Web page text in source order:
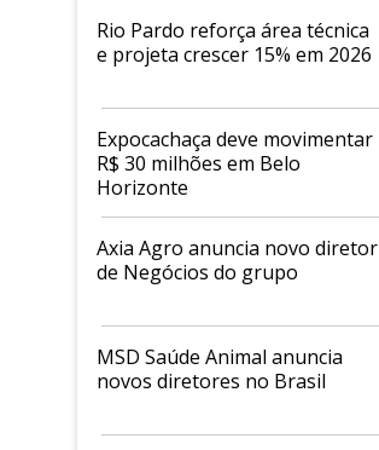
Rio Pardo reforça área técnica
e projeta crescer 15% em 2026
Expocachaça deve movimentar
R$ 30 milhões em Belo
Horizonte
Axia Agro anuncia novo diretor
de Negócios do grupo
MSD Saúde Animal anuncia
novos diretores no Brasil